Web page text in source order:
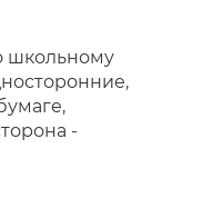
школьному
-